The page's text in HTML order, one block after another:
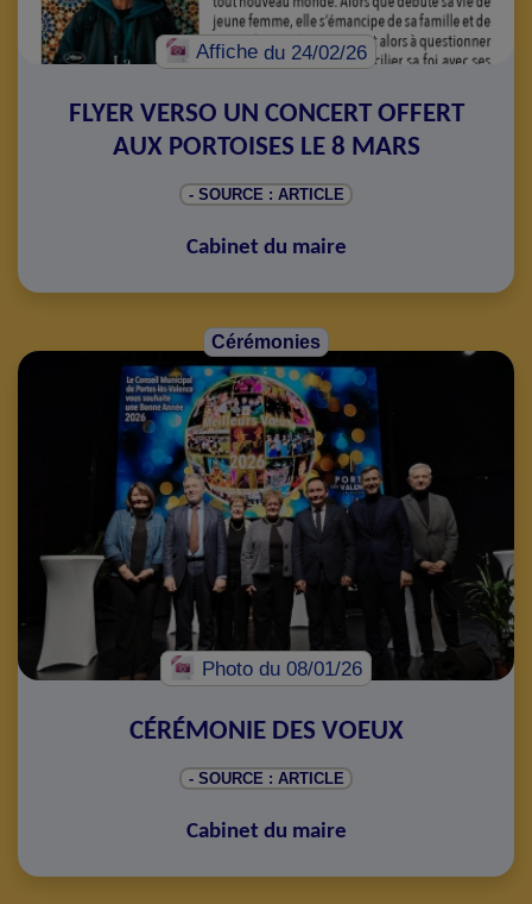
Affiche du 24/02/26
FLYER VERSO UN CONCERT OFFERT
AUX PORTOISES LE 8 MARS
- SOURCE : ARTICLE
Cabinet du maire
Cérémonies
Photo du 08/01/26
CÉRÉMONIE DES VOEUX
- SOURCE : ARTICLE
Cabinet du maire